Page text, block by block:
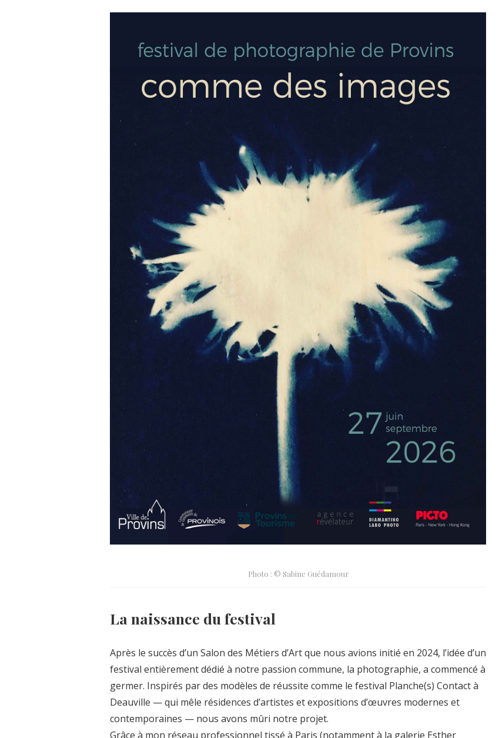
Photo : © Sabine Guédamour
La naissance du festival
Après le succès d’un Salon des Métiers d’Art que nous avions initié en 2024, l’idée d’un
festival entièrement dédié à notre passion commune, la photographie, a commencé à
germer. Inspirés par des modèles de réussite comme le festival Planche(s) Contact à
Deauville — qui mêle résidences d’artistes et expositions d’œuvres modernes et
contemporaines — nous avons mûri notre projet.
Grâce à mon réseau professionnel tissé à Paris (notamment à la galerie Esther